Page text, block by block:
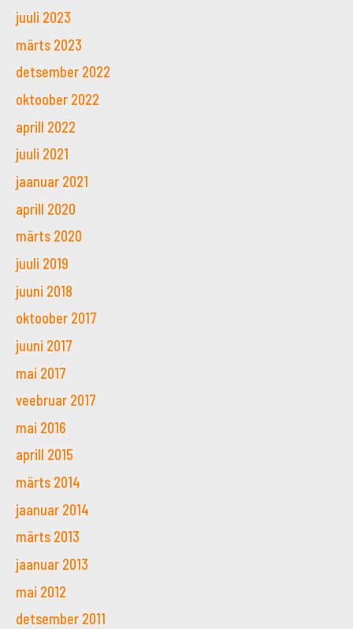
juuli 2023
märts 2023
detsember 2022
oktoober 2022
aprill 2022
juuli 2021
jaanuar 2021
aprill 2020
märts 2020
juuli 2019
juuni 2018
oktoober 2017
juuni 2017
mai 2017
veebruar 2017
mai 2016
aprill 2015
märts 2014
jaanuar 2014
märts 2013
jaanuar 2013
mai 2012
detsember 2011